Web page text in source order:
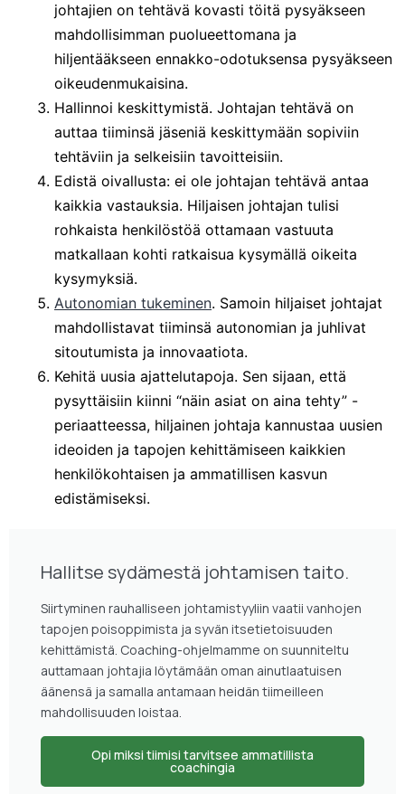
johtajien on tehtävä kovasti töitä pysyäkseen
mahdollisimman puolueettomana ja
hiljentääkseen ennakko-odotuksensa pysyäkseen
oikeudenmukaisina.
Hallinnoi keskittymistä. Johtajan tehtävä on
auttaa tiiminsä jäseniä keskittymään sopiviin
tehtäviin ja selkeisiin tavoitteisiin.
Edistä oivallusta: ei ole johtajan tehtävä antaa
kaikkia vastauksia. Hiljaisen johtajan tulisi
rohkaista henkilöstöä ottamaan vastuuta
matkallaan kohti ratkaisua kysymällä oikeita
kysymyksiä.
Autonomian tukeminen. Samoin hiljaiset johtajat
mahdollistavat tiiminsä autonomian ja juhlivat
sitoutumista ja innovaatiota.
Kehitä uusia ajattelutapoja. Sen sijaan, että
pysyttäisiin kiinni “näin asiat on aina tehty” -
periaatteessa, hiljainen johtaja kannustaa uusien
ideoiden ja tapojen kehittämiseen kaikkien
henkilökohtaisen ja ammatillisen kasvun
edistämiseksi.
Hallitse sydämestä johtamisen taito.
Siirtyminen rauhalliseen johtamistyyliin vaatii vanhojen
tapojen poisoppimista ja syvän itsetietoisuuden
kehittämistä. Coaching-ohjelmamme on suunniteltu
auttamaan johtajia löytämään oman ainutlaatuisen
äänensä ja samalla antamaan heidän tiimeilleen
mahdollisuuden loistaa.
Opi miksi tiimisi tarvitsee ammatillista
coachingia